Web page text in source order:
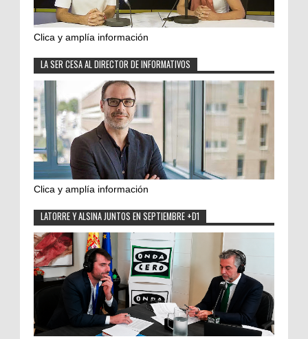
Clica y amplía información
LA SER CESA AL DIRECTOR DE INFORMATIVOS
Clica y amplía información
LATORRE Y ALSINA JUNTOS EN SEPTIEMBRE +D1